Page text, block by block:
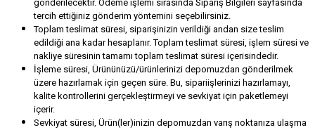
gönderilecektir. Ödeme işlemi sırasında Sipariş Bilgileri sayfasında
tercih ettiğiniz gönderim yöntemini seçebilirsiniz.
Toplam teslimat süresi, siparişinizin verildiği andan size teslim
edildiği ana kadar hesaplanır. Toplam teslimat süresi, işlem süresi ve
nakliye süresinin tamamı toplam teslimat süresi içerisindedir.
İşleme süresi, Ürününüzü/ürünlerinizi depomuzdan gönderilmek
üzere hazırlamak için geçen süre. Bu, sipariişlerinizi hazırlamayı,
kalite kontrollerini gerçekleştirmeyi ve sevkiyat için paketlemeyi
içerir.
Sevkiyat süresi, Ürün(ler)inizin depomuzdan varış noktanıza ulaşma